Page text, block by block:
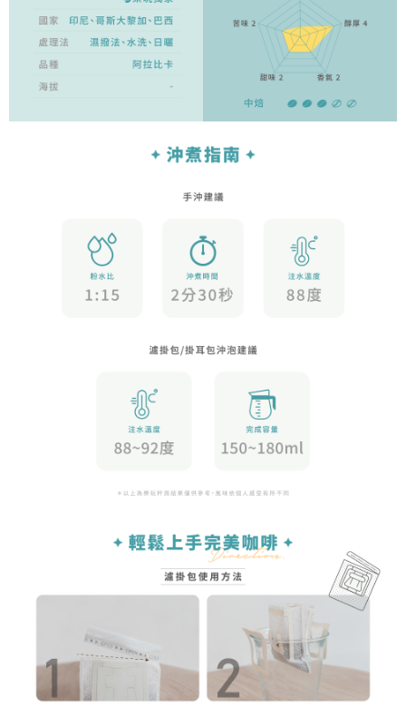
請求用戶進行身份認證。
５．嚴禁一人註冊多個帳號或使用他人資訊註冊。若發現惡意使用之情形，
恩沛科技股份有限公司將有權停止該用戶之使用額度並採取法律行動。